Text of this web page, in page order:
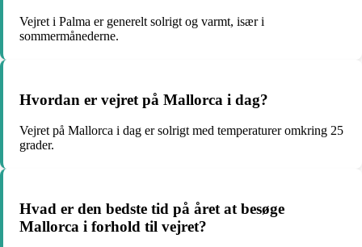
Vejret i Palma er generelt solrigt og varmt, især i
sommermånederne.
Hvordan er vejret på Mallorca i dag?
Vejret på Mallorca i dag er solrigt med temperaturer omkring 25
grader.
Hvad er den bedste tid på året at besøge
Mallorca i forhold til vejret?